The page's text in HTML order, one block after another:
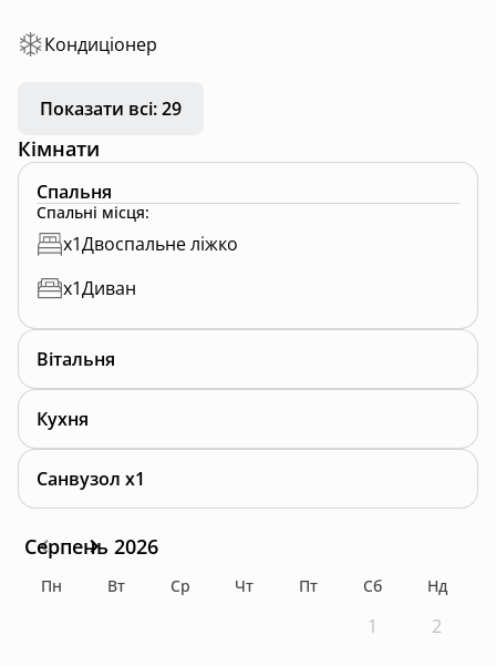
Кондиціонер
Показати всі: 29
Кімнати
Спальня
Спальні місця:
x1Двоспальне ліжко
x1Диван
Вітальня
Кухня
Санвузол x1
Серпень 2026
Пн Вт Ср Чт Пт Сб Нд
1 2